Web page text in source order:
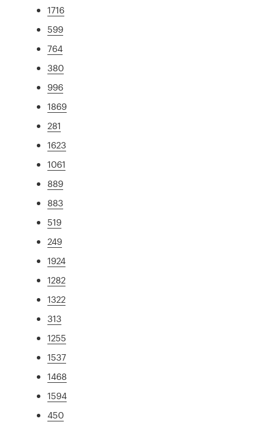
1716
599
764
380
996
1869
281
1623
1061
889
883
519
249
1924
1282
1322
313
1255
1537
1468
1594
450